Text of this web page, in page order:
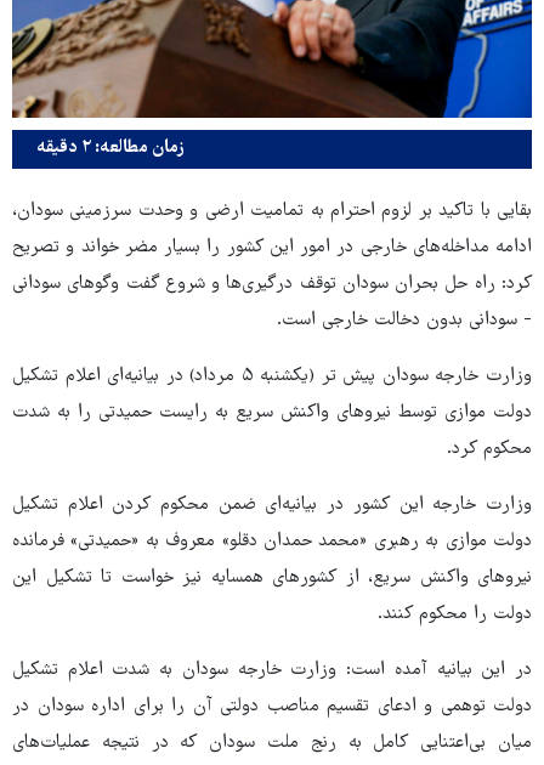
زمان مطالعه: ۲ دقیقه
بقایی با تاکید بر لزوم احترام به تمامیت ارضی و وحدت سرزمینی سودان،
ادامه مداخله‌های خارجی در امور این کشور را بسیار مضر خواند و تصریح
کرد: راه‌ حل بحران سودان توقف درگیری‌ها و شروع گفت وگوهای سودانی
- سودانی بدون دخالت خارجی است.
وزارت خارجه سودان پیش تر (یکشنبه ۵ مرداد) در بیانیه‌ای اعلام تشکیل
دولت موازی توسط نیروهای واکنش سریع به رایست حمیدتی را به شدت
محکوم کرد.
وزارت خارجه این کشور در بیانیه‌ای ضمن محکوم کردن اعلام تشکیل
دولت موازی به رهبری «محمد حمدان دقلو» معروف به «حمیدتی» فرمانده
نیروهای واکنش سریع، از کشورهای همسایه نیز خواست تا تشکیل این
دولت را محکوم کنند.
در این بیانیه آمده است: وزارت خارجه سودان به شدت اعلام تشکیل
دولت توهمی و ادعای تقسیم مناصب دولتی آن را برای اداره سودان در
میان بی‌اعتنایی کامل به رنج ملت سودان که در نتیجه عملیات‌های